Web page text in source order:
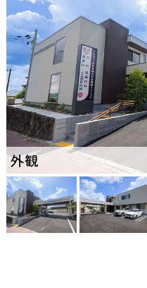
外観